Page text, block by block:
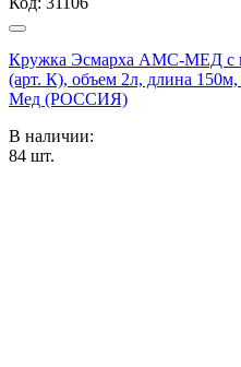
Кружка Эсмарха АМС-МЕД с
(арт. К), объем 2л, длина
Мед (РОССИЯ)
В наличии:
84 шт.